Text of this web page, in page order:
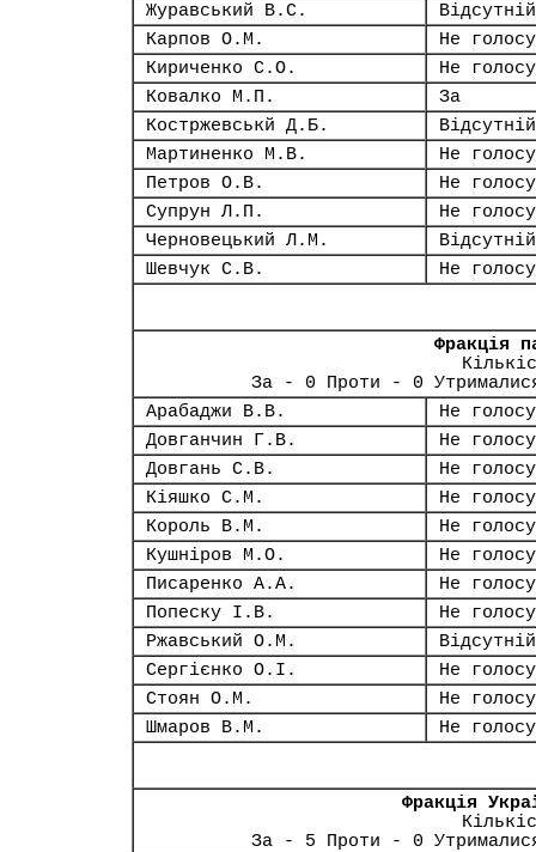
Журавський В.С.
Відсутній
Карпов О.М.
Не
Кириченко С.О.
Не
Ковалко М.П.
За
Костржевськй Д.Б.
Відсутній
Мартиненко М.В.
Не
Петров О.В.
Не
Супрун Л.П.
Не
Черновецький Л.М.
Відсутній
Шевчук С.В.
Не
Фракція
За - 0 Проти - 0
Арабаджи В.В.
Не
Довганчин Г.В.
Не
Довгань С.В.
Не
Кіяшко С.М.
Не
Король В.М.
Не
Кушніров М.О.
Не
Писаренко А.А.
Не
Попеску І.В.
Не
Ржавський О.М.
Відсутній
Сергієнко О.І.
Не
Стоян О.М.
Не
Шмаров В.М.
Не
Фракція
За - 5 Проти - 0